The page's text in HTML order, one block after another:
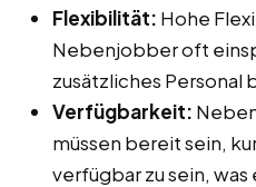
Flexibilität: Hohe
Nebenjobber oft
zusätzliches Personal
Verfügbarkeit:
müssen bereit sein,
verfügbar zu sein, was